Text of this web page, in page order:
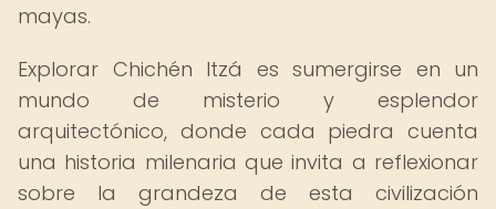
mayas.
Explorar Chichén Itzá es sumergirse en un
mundo de misterio y esplendor
arquitectónico, donde cada piedra cuenta
una historia milenaria que invita a reflexionar
sobre la grandeza de esta civilización